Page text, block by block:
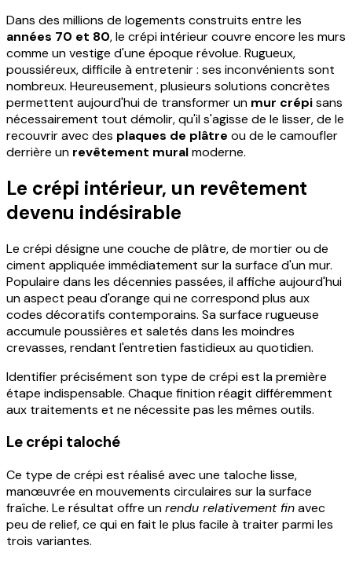
Dans des millions de logements construits entre les
années 70 et 80, le crépi intérieur couvre encore les murs
comme un vestige d'une époque révolue. Rugueux,
poussiéreux, difficile à entretenir : ses inconvénients sont
nombreux. Heureusement, plusieurs solutions concrètes
permettent aujourd'hui de transformer un mur crépisans
nécessairement tout démolir, qu'il s'agisse de le lisser, de le
recouvrir avec des plaques de plâtre ou de le camoufler
derrière un revêtement muralmoderne.
Le crépi intérieur, un revêtement
devenu indésirable
Le crépi désigne une couche de plâtre, de mortier ou de
ciment appliquée immédiatement sur la surface d'un mur.
Populaire dans les décennies passées, il affiche aujourd'hui
un aspect peau d'orange qui ne correspond plus aux
codes décoratifs contemporains. Sa surface rugueuse
accumule poussières et saletés dans les moindres
crevasses, rendant l'entretien fastidieux au quotidien.
Identifier précisément son type de crépi est la première
étape indispensable. Chaque finition réagit différemment
aux traitements et ne nécessite pas les mêmes outils.
Le crépi taloché
Ce type de crépi est réalisé avec une taloche lisse,
manœuvrée en mouvements circulaires sur la surface
fraîche. Le résultat offre unrendu relativement finavec
peu de relief, ce qui en fait le plus facile à traiter parmi les
trois variantes.